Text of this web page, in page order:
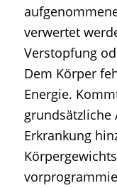
verwertet
Verstopfung
Dem Körper
Energie.
Erkrankung